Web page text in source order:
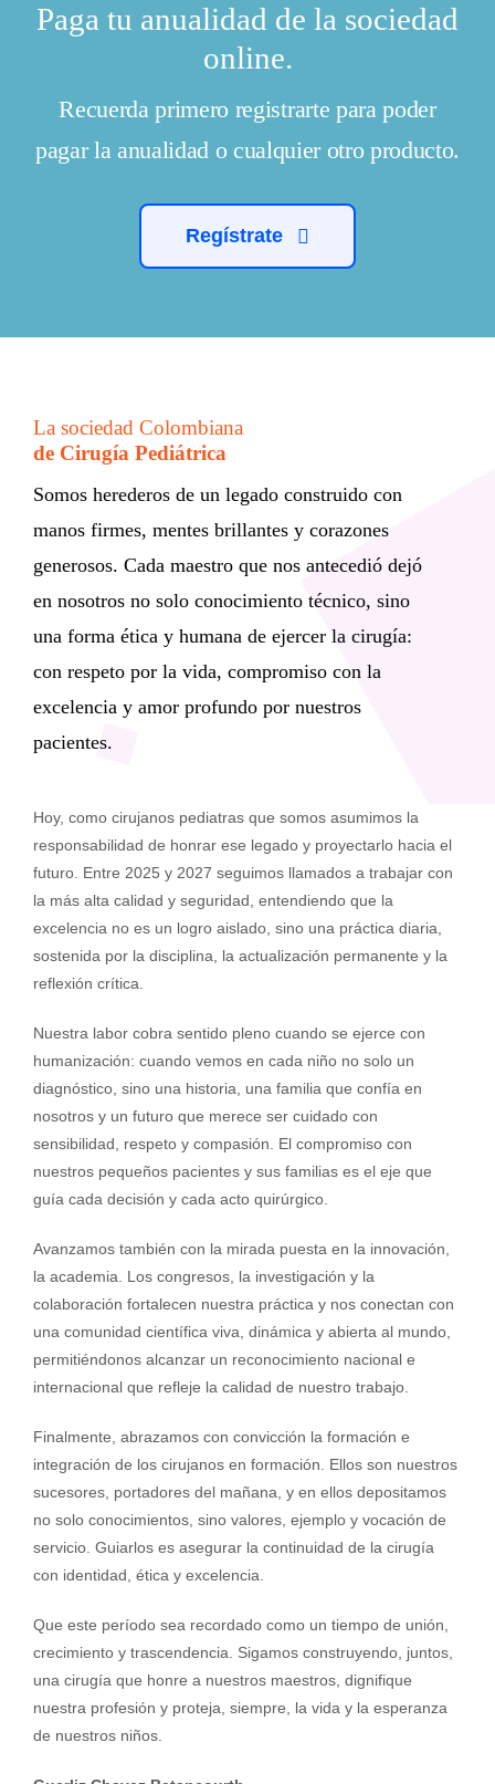
Paga tu anualidad de la sociedad
online.
Recuerda primero registrarte para poder
pagar la anualidad o cualquier otro producto.
Regístrate
La sociedad Colombiana
de Cirugía Pediátrica
Somos herederos de un legado construido con
manos firmes, mentes brillantes y corazones
generosos. Cada maestro que nos antecedió dejó
en nosotros no solo conocimiento técnico, sino
una forma ética y humana de ejercer la cirugía:
con respeto por la vida, compromiso con la
excelencia y amor profundo por nuestros
pacientes.
Hoy, como cirujanos pediatras que somos asumimos la
responsabilidad de honrar ese legado y proyectarlo hacia el
futuro. Entre 2025 y 2027 seguimos llamados a trabajar con
la más alta calidad y seguridad, entendiendo que la
excelencia no es un logro aislado, sino una práctica diaria,
sostenida por la disciplina, la actualización permanente y la
reflexión crítica.
Nuestra labor cobra sentido pleno cuando se ejerce con
humanización: cuando vemos en cada niño no solo un
diagnóstico, sino una historia, una familia que confía en
nosotros y un futuro que merece ser cuidado con
sensibilidad, respeto y compasión. El compromiso con
nuestros pequeños pacientes y sus familias es el eje que
guía cada decisión y cada acto quirúrgico.
Avanzamos también con la mirada puesta en la innovación,
la academia. Los congresos, la investigación y la
colaboración fortalecen nuestra práctica y nos conectan con
una comunidad científica viva, dinámica y abierta al mundo,
permitiéndonos alcanzar un reconocimiento nacional e
internacional que refleje la calidad de nuestro trabajo.
Finalmente, abrazamos con convicción la formación e
integración de los cirujanos en formación. Ellos son nuestros
sucesores, portadores del mañana, y en ellos depositamos
no solo conocimientos, sino valores, ejemplo y vocación de
servicio. Guiarlos es asegurar la continuidad de la cirugía
con identidad, ética y excelencia.
Que este período sea recordado como un tiempo de unión,
crecimiento y trascendencia. Sigamos construyendo, juntos,
una cirugía que honre a nuestros maestros, dignifique
nuestra profesión y proteja, siempre, la vida y la esperanza
de nuestros niños.